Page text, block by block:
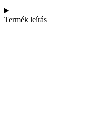
Termék leírás